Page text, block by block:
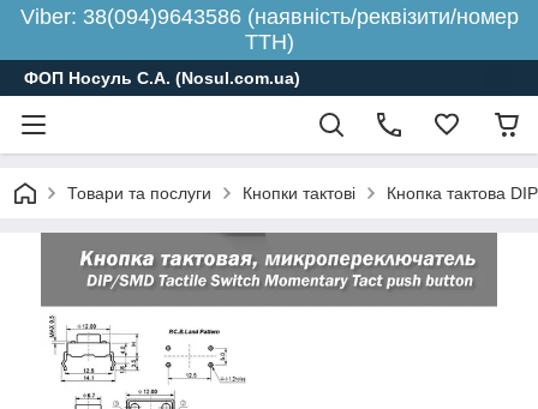
Viber: 38(094)9643586 (наявність/реквізити/номер
ТТН)
ФОП Носуль С.А. (Nosul.com.ua)
Товари та послуги Кнопки тактові Кнопка тактова